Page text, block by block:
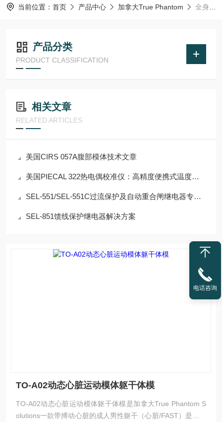
当前位置： 首页 产品中心 加拿大True Phantom 全身/躯干
产品分类
PRODUCT CLASSIFICATION
相关文章
RELATED ARTICLES
美国CIRS 057A腹部模体技术文章
美国PIECAL 322热电偶校准仪：高精度便携式温度校准解决方案
SEL-551/SEL-551C过流保护及自动重合闸继电器专业论文
SEL-851馈线保护继电器解决方案
TO-A02动态心脏运动模体躯干体模
TO-A02动态心脏运动模体躯干体模是加拿大True Phantom S
olutions一款带搏动心脏的成人男性躯干（心脏/FAST）是一款
电话咨询